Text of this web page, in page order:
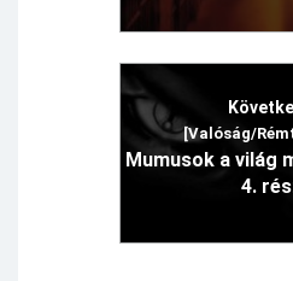
[Valóság/
Mumusok a világ
4.